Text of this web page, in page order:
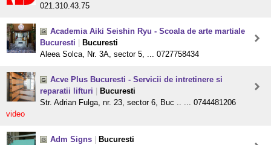
021.310.43.75
Academia Aiki Seishin Ryu - Scoala de arte martiale
Bucuresti
Bucuresti
Aleea Solca, Nr. 3A, sector 5, ... 0727758434
Acve Plus Bucuresti - Servicii de intretinere si
reparatii lifturi
Bucuresti
Str. Adrian Fulga, nr. 23, sector 6, Buc .. ... 0744481206
video
Adm Signs
Bucuresti